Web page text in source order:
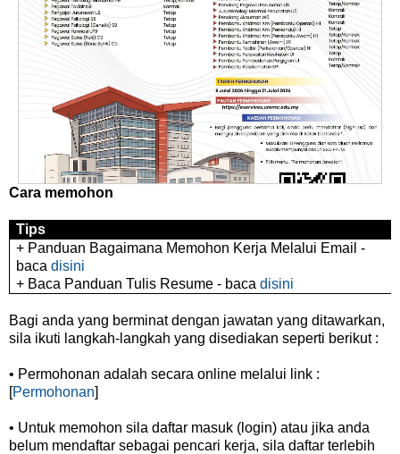
Cara memohon
Tips
+ Panduan Bagaimana Memohon Kerja Melalui Email -
bacadisini
+ Baca Panduan Tulis Resume - bacadisini
Bagi anda yang berminat dengan jawatan yang ditawarkan,
sila ikuti langkah-langkah yang disediakan seperti berikut :
• Permohonan adalah secara online melalui link :
[Permohonan]
• Untuk memohon sila daftar masuk (login) atau jika anda
belum mendaftar sebagai pencari kerja, sila daftar terlebih